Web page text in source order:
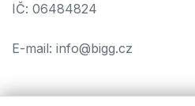
IČ: 06484824
E-mail: info@bigg.cz